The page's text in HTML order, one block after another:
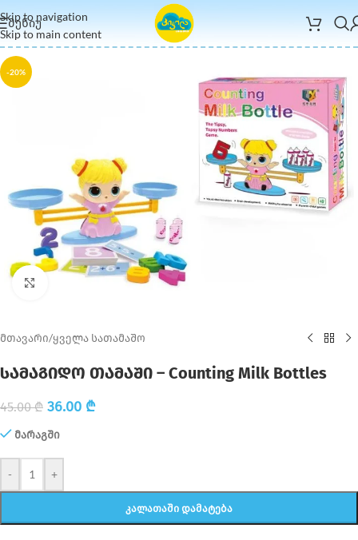
Skip to navigation
Skip to main content
ᲛᲔᲜᲘᲣ
-20%
მთავარი/ყველა სათამაშო
სამაგიდო თამაში – Counting Milk Bottles
45.00₾ 36.00 ₾
მარაგში
- +
ᲙᲐᲚᲐᲗᲐᲨᲘ ᲓᲐᲛᲐᲢᲔᲑᲐ